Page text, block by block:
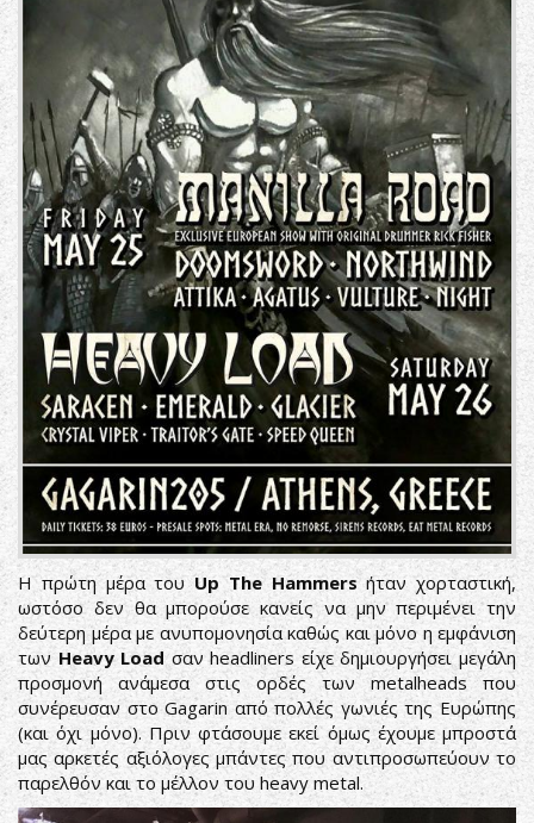
Η πρώτη μέρα τουUp The Hammersήταν χορταστική,
ωστόσο δεν θα μπορούσε κανείς να μην περιμένει την
δεύτερη μέρα με ανυπομονησία καθώς και μόνο η εμφάνιση
των Heavy Load σαν headliners είχε δημιουργήσει μεγάλη
προσμονή ανάμεσα στις ορδές των metalheads που
συνέρευσαν στο Gagarin από πολλές γωνιές της Ευρώπης
(και όχι μόνο). Πριν φτάσουμε εκεί όμως έχουμε μπροστά
μας αρκετές αξιόλογες μπάντες που αντιπροσωπεύουν το
παρελθόν και το μέλλον του heavy metal.